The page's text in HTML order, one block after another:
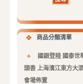
商品分類清單
國銀登陸 國泰世
頭香 上海濱江東方大
會場佈置